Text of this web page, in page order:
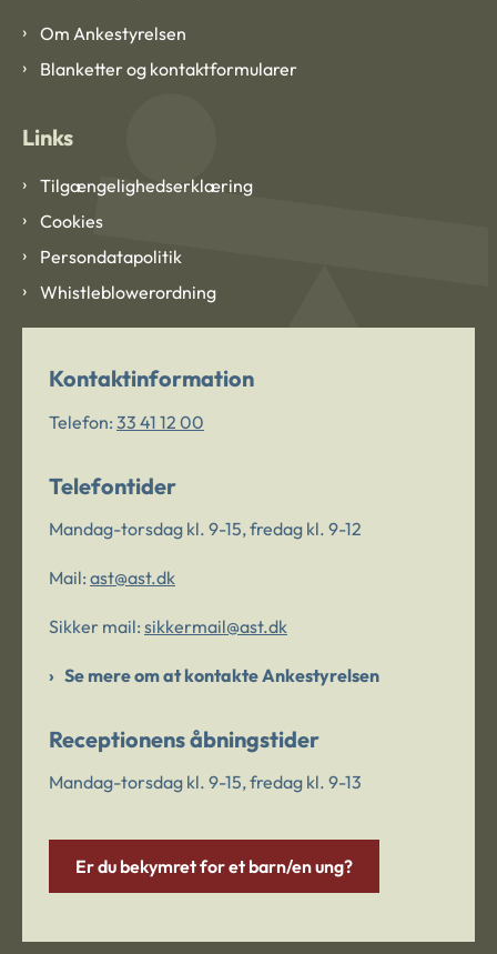
Om Ankestyrelsen
Blanketter og kontaktformularer
Links
Tilgængelighedserklæring
Cookies
Persondatapolitik
Whistleblowerordning
Kontaktinformation
Telefon: 33 41 12 00
Telefontider
Mandag-torsdag kl. 9-15, fredag kl. 9-12
Mail: ast@ast.dk
Sikker mail: sikkermail@ast.dk
Se mere om at kontakte Ankestyrelsen
Receptionens åbningstider
Mandag-torsdag kl. 9-15, fredag kl. 9-13
Er du bekymret for et barn/en ung?